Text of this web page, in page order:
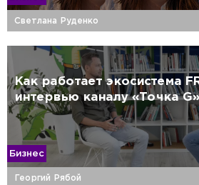
Светлана Руденко
Как работает экосистема
интервью каналу «Точка G»
Бизнес
Георгий Рябой